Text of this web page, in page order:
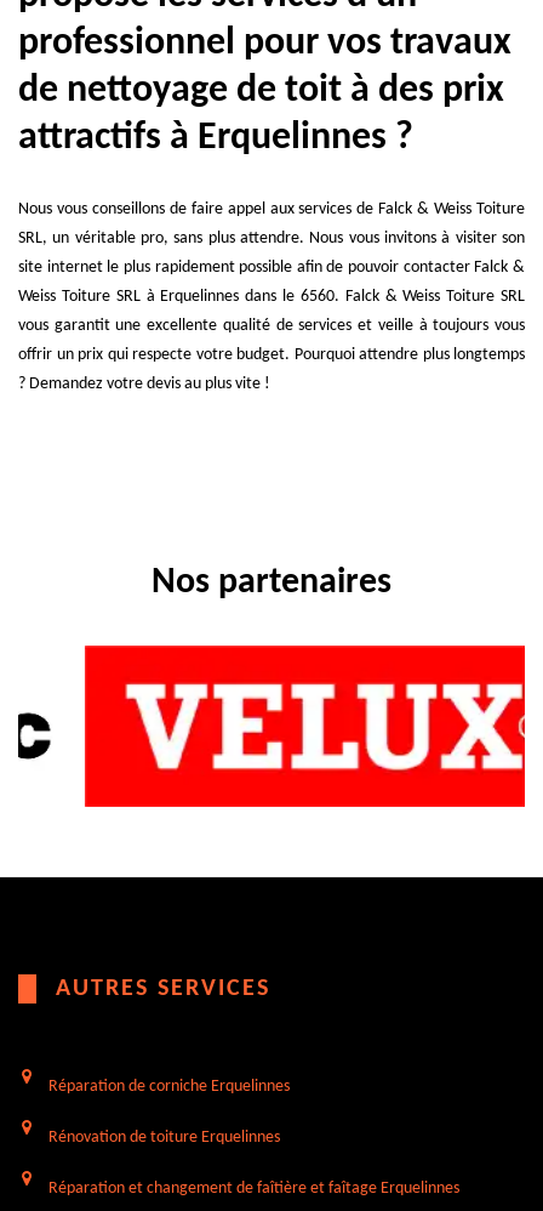
professionnel pour vos travaux
de nettoyage de toit à des prix
attractifs à Erquelinnes ?
Nous vous conseillons de faire appel aux services de Falck & Weiss Toiture
SRL, un véritable pro, sans plus attendre. Nous vous invitons à visiter son
site internet le plus rapidement possible afin de pouvoir contacter Falck &
Weiss Toiture SRL à Erquelinnes dans le 6560. Falck & Weiss Toiture SRL
vous garantit une excellente qualité de services et veille à toujours vous
offrir un prix qui respecte votre budget. Pourquoi attendre plus longtemps
? Demandez votre devis au plus vite !
Nos partenaires
AUTRES SERVICES
Réparation de corniche Erquelinnes
Rénovation de toiture Erquelinnes
Réparation et changement de faîtière et faîtage Erquelinnes